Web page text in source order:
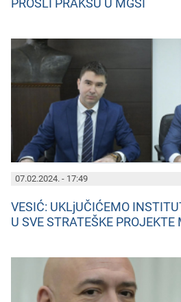
PROŠLI PRAKSU U MGSI
07.02.2024. - 17:49
VESIĆ: UKLjUČIĆEMO
U SVE STRATEŠKE